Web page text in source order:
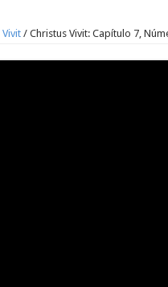
Vivit / Christus Vivit: Capítulo 7,